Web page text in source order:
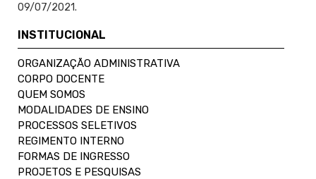
09/07/2021.
INSTITUCIONAL
ORGANIZAÇÃO ADMINISTRATIVA
CORPO DOCENTE
QUEM SOMOS
MODALIDADES DE ENSINO
PROCESSOS SELETIVOS
REGIMENTO INTERNO
FORMAS DE INGRESSO
PROJETOS E PESQUISAS